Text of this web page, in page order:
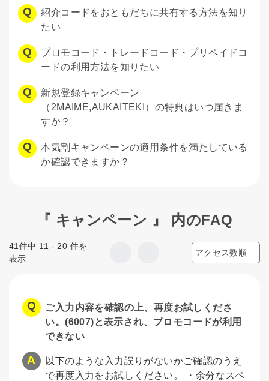
紹介コードをおともだちに共有する方法を知り
たい
プロモコード・トレードコード・プリペイドコ
ードの利用方法を知りたい
新規登録キャンペーン
（2MAIME,AUKAITEKI）の特典はいつ届きま
すか？
本気割キャンペーンの適用条件を満たしている
か確認できますか？
『 キャンペーン 』 内のFAQ
41件中 11 - 20 件を
表示
ご入力内容を確認の上、再度お試しくださ
い。(6007)と表示され、プロモコードが利用
できない
以下のような入力誤りがないかご確認のうえ
で再度入力をお試しください。 ・余分なスペ